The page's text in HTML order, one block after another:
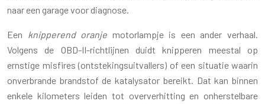
naar een garage voor diagnose.
Een knipperend oranje motorlampje is een ander verhaal.
Volgens de OBD-II-richtlijnen duidt knipperen meestal op
ernstige misfires (ontstekingsuitvallers) of een situatie waarin
onverbrande brandstof de katalysator bereikt. Dat kan binnen
enkele kilometers leiden tot oververhitting en onherstelbare